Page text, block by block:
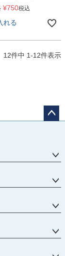
¥750税込
れる
12件中 1-12件表示